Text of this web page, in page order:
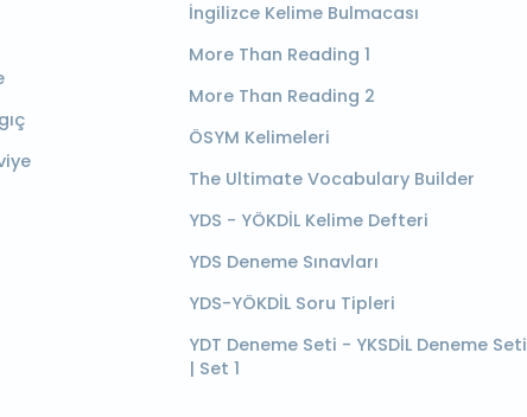
İngilizce Kelime Bulmacası
More Than Reading 1
More Than Reading 2
ÖSYM Kelimeleri
The Ultimate Vocabulary Builder
YDS - YÖKDİL Kelime Defteri
YDS Deneme Sınavları
YDS-YÖKDİL Soru Tipleri
YDT Deneme Seti - YKSDİL Deneme Seti
| Set 1